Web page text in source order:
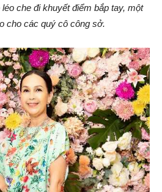
che đi khuyết điểm bắp tay, một
cho các quý cô công sở.